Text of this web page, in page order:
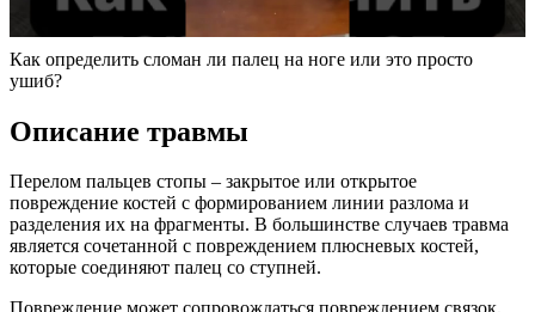
Как определить сломан ли палец на ноге или это просто
ушиб?
Описание травмы
Перелом пальцев стопы – закрытое или открытое
повреждение костей с формированием линии разлома и
разделения их на фрагменты. В большинстве случаев травма
является сочетанной с повреждением плюсневых костей,
которые соединяют палец со ступней.